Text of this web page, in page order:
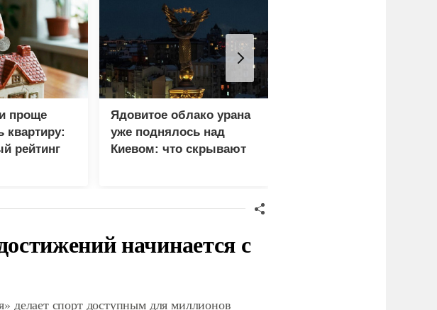
проще
квартиру:
рейтинг
Ядовитое облако урана
уже поднялось над
Киевом: что скрывают
начинается с
делает спорт доступным для миллионов